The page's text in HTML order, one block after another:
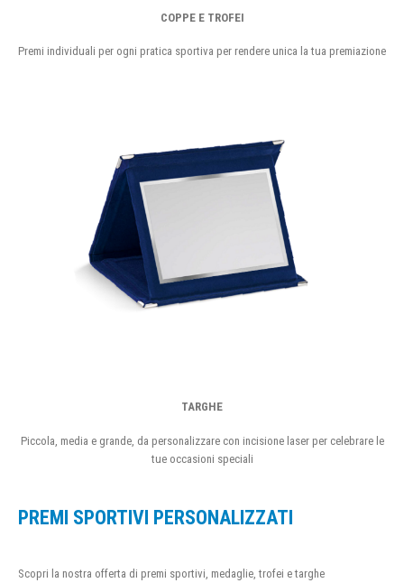
COPPE E TROFEI
Premi individuali per ogni pratica sportiva per rendere unica la tua premiazione
TARGHE
Piccola, media e grande, da personalizzare con incisione laser per celebrare le
tue occasioni speciali
PREMI SPORTIVI PERSONALIZZATI
Scopri la nostra offerta di premi sportivi, medaglie, trofei e targhe